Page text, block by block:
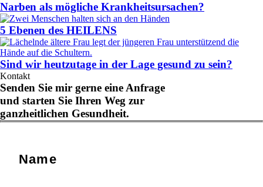
Narben als mögliche Krankheitsursachen?
5 Ebenen des HEILENS
Sind wir heutzutage in der Lage gesund zu sein?
Kontakt
Senden Sie mir gerne eine Anfrage
und starten Sie Ihren Weg zur
ganzheitlichen Gesundheit.